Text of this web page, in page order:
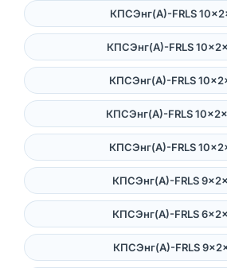
КПСЭнг(А)-FRLS
КПСЭнг(А)-FRLS
КПСЭнг(А)-FRLS
КПСЭнг(А)-FRLS
КПСЭнг(А)-FRLS
КПСЭнг(А)-FRLS
КПСЭнг(А)-FRLS
КПСЭнг(А)-FRLS